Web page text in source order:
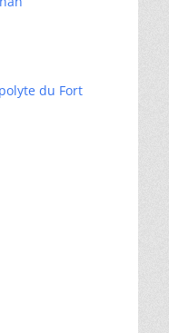
du Fort